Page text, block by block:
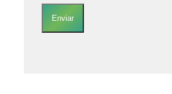
Enviar